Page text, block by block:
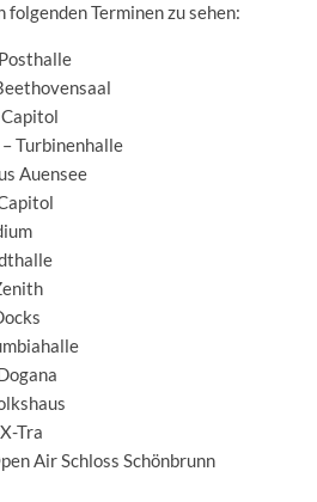
folgenden Terminen zu sehen:
Turbinenhalle
Auensee
Tra
Air Schloss Schönbrunn